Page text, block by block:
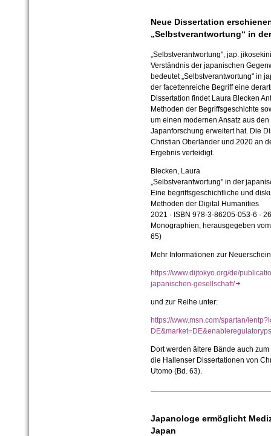
Neue Dissertation
„Selbstverantwortung“ in
„Selbstverantwortung", jap.
Verständnis der japanischen
bedeutet „Selbstverantwortung" in
der facettenreiche Begriff eine
Dissertation findet Laura Blecken
Methoden der Begriffsgeschichte
um einen modernen Ansatz aus
Japanforschung erweitert hat. Die
Christian Oberländer und 2020 an
Ergebnis verteidigt.
Blecken, Laura
„Selbstverantwortung" in der
Eine begriffsgeschichtliche und
Methoden der Digital Humanities
2021 · ISBN 978-3-86205-053-6 ·
Monographien, herausgegeben
65)
Mehr Informationen zur
https://www.dijtokyo.org/de/
japanischen-gesellschaft/
und zur Reihe unter:
https://www.msn.com/spartan/
Dort werden ältere Bände auch
die Hallenser Dissertationen von
Utomo (Bd. 63).
Japanologe ermöglicht
Japan